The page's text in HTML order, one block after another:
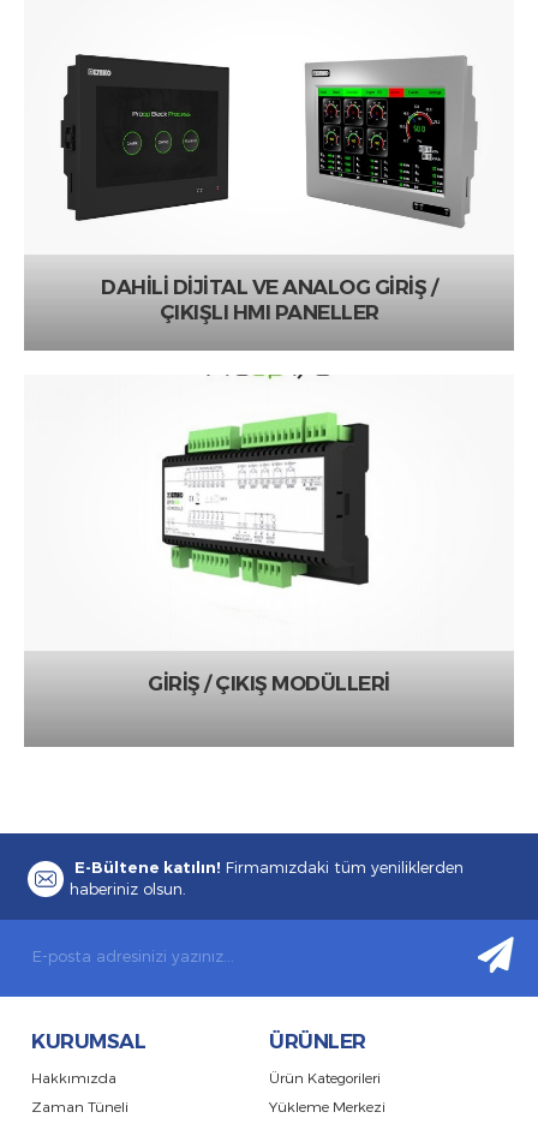
DAHİLİ DİJİTAL VE ANALOG GİRİŞ /
ÇIKIŞLI HMI PANELLER
GİRİŞ / ÇIKIŞ MODÜLLERİ
E-Bültene katılın! Firmamızdaki tüm yeniliklerden
haberiniz olsun.
KURUMSAL
Hakkımızda
Zaman Tüneli
ÜRÜNLER
Ürün Kategorileri
Yükleme Merkezi